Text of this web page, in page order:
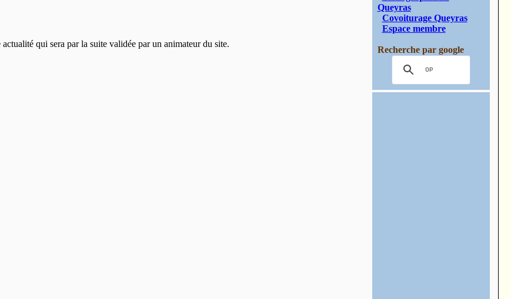
qui sera par la suite validée par un animateur du site.
Queyras
Covoiturage Queyras
Espace membre
Recherche par google